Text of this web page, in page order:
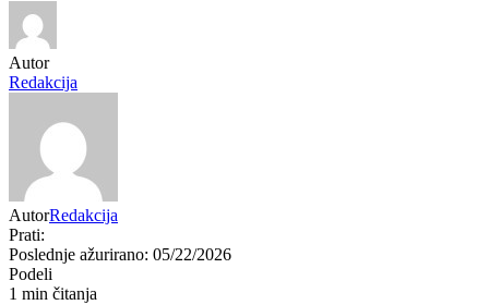
Autor
Redakcija
AutorRedakcija
Prati:
Poslednje ažurirano: 05/22/2026
Podeli
1 min čitanja